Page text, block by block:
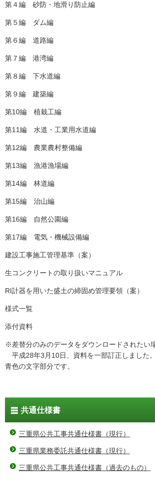
第４編 砂防・地滑り防止編
第５編 ダム編
第６編 道路編
第７編 港湾編
第８編 下水道編
第９編 建築編
第10編 植栽工編
第11編 水道・工業用水道編
第12編 農業農村整備編
第13編 漁港漁場編
第14編 林道編
第15編 治山編
第16編 自然公園編
第17編 電気・機械設備編
建設工事施工管理基準（案）
生コンクリートの取り扱いマニュアル
RI計器を用いた盛土の締固め管理要領（案）
様式一覧
添付資料
※差替分のみのデータをダウンロードされたい
平成28年3月10日、資料を一部訂正しました
青色の文字部分です。
共通仕様書
三重県公共工事共通仕様書（現行）
三重県業務委託共通仕様書（現行）
三重県公共工事共通仕様書（過去のもの）